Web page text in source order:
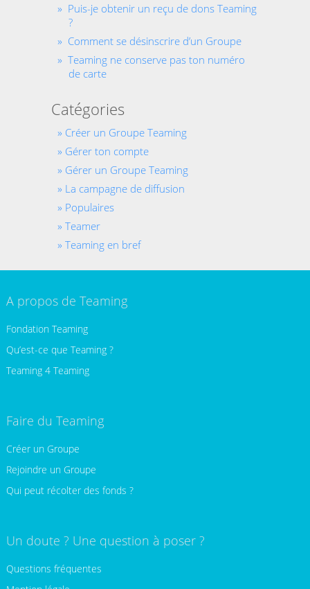
Puis-je obtenir un reçu de dons Teaming
?
Comment se désinscrire d’un Groupe
Teaming ne conserve pas ton numéro
de carte
Catégories
Créer un Groupe Teaming
Gérer ton compte
Gérer un Groupe Teaming
La campagne de diffusion
Populaires
Teamer
Teaming en bref
A propos de Teaming
Fondation Teaming
Qu’est-ce que Teaming ?
Teaming 4 Teaming
Faire du Teaming
Créer un Groupe
Rejoindre un Groupe
Qui peut récolter des fonds ?
Un doute ? Une question à poser ?
Questions fréquentes